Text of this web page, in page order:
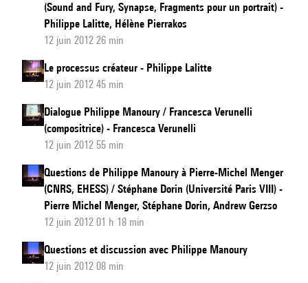
(Sound and Fury, Synapse, Fragments pour un portrait) -
Philippe Lalitte, Hélène Pierrakos
12 juin 2012 26 min
Le processus créateur - Philippe Lalitte
12 juin 2012 45 min
Dialogue Philippe Manoury / Francesca Verunelli
(compositrice) - Francesca Verunelli
12 juin 2012 55 min
Questions de Philippe Manoury à Pierre-Michel Menger
(CNRS, EHESS) / Stéphane Dorin (Université Paris VIII) -
Pierre Michel Menger, Stéphane Dorin, Andrew Gerzso
12 juin 2012 01 h 18 min
Questions et discussion avec Philippe Manoury
12 juin 2012 08 min